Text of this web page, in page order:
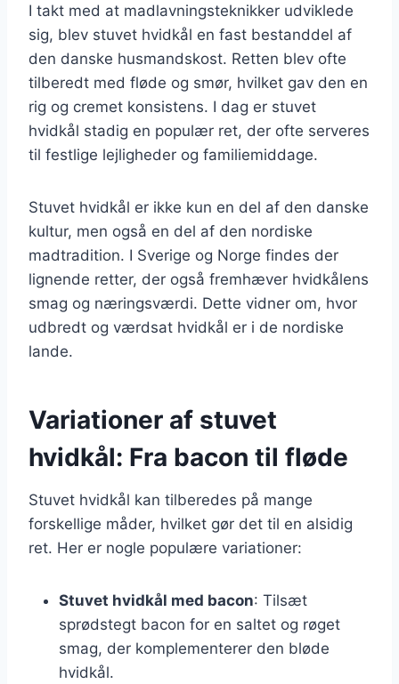
I takt med at madlavningsteknikker udviklede
sig, blev stuvet hvidkål en fast bestanddel af
den danske husmandskost. Retten blev ofte
tilberedt med fløde og smør, hvilket gav den en
rig og cremet konsistens. I dag er stuvet
hvidkål stadig en populær ret, der ofte serveres
til festlige lejligheder og familiemiddage.
Stuvet hvidkål er ikke kun en del af den danske
kultur, men også en del af den nordiske
madtradition. I Sverige og Norge findes der
lignende retter, der også fremhæver hvidkålens
smag og næringsværdi. Dette vidner om, hvor
udbredt og værdsat hvidkål er i de nordiske
lande.
Variationer af stuvet
hvidkål: Fra bacon til fløde
Stuvet hvidkål kan tilberedes på mange
forskellige måder, hvilket gør det til en alsidig
ret. Her er nogle populære variationer:
Stuvet hvidkål med bacon: Tilsæt
sprødstegt bacon for en saltet og røget
smag, der komplementerer den bløde
hvidkål.